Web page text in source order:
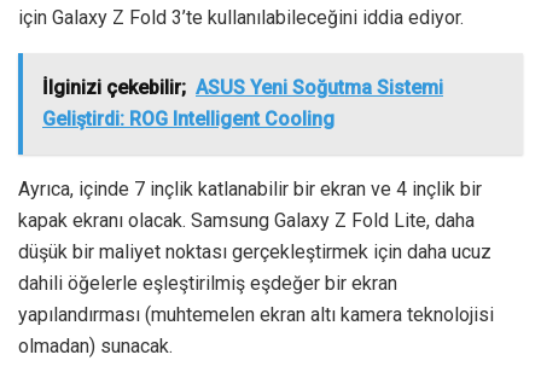
için Galaxy Z Fold 3’te kullanılabileceğini iddia ediyor.
İlginizi çekebilir; ASUS Yeni Soğutma Sistemi
Geliştirdi: ROG Intelligent Cooling
Ayrıca, içinde 7 inçlik katlanabilir bir ekran ve 4 inçlik bir
kapak ekranı olacak. Samsung Galaxy Z Fold Lite, daha
düşük bir maliyet noktası gerçekleştirmek için daha ucuz
dahili öğelerle eşleştirilmiş eşdeğer bir ekran
yapılandırması (muhtemelen ekran altı kamera teknolojisi
olmadan) sunacak.